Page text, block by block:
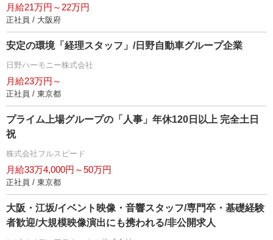
月給21万円～22万円
正社員 / 大阪府
安定の環境「経理スタッフ」/日野自動車グループ企業
日野ハーモニー株式会社
月給23万円～
正社員 / 東京都
プライム上場グループの「人事」年休120日以上 完全土日
祝
株式会社フルスピード
月給33万4,000円～50万円
正社員 / 東京都
大阪・江坂/イベント映像・音響スタッフ/専門卒・基礎経験
者歓迎/大規模映像演出にも携われる/非公開求人